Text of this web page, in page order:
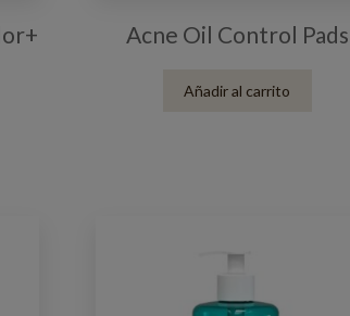
Acne Oil Control Pads
Añadir al carrito